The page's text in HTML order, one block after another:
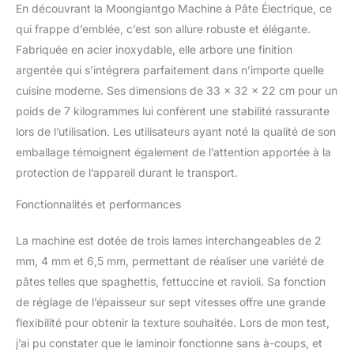
lames amovibles en acier
inoxydable 430 assurent
un nettoyage efficace à
*Note : Veuillez ne pas
nettoyer ni l'unité
principale ni la lame
détachable directement
avec de l'eau. Utilisez
plutôt un chiffon humide.
Réglage de l'épaisseur
tournant le bouton de
1 à 7, vous pouvez
ajuster sans effort
l'épaisseur entre les
avec précision des pâtes
de différentes
épaisseurs. Les réglages
En découvrant la Moongiantgo Machine à Pâte Électrique, ce
qui frappe d’emblée, c’est son allure robuste et élégante.
Fabriquée en acier inoxydable, elle arbore une finition
argentée qui s’intégrera parfaitement dans n’importe quelle
cuisine moderne. Ses dimensions de 33 x 32 x 22 cm pour un
poids de 7 kilogrammes lui confèrent une stabilité rassurante
lors de l’utilisation. Les utilisateurs ayant noté la qualité de son
emballage témoignent également de l’attention apportée à la
protection de l’appareil durant le transport.
Fonctionnalités et performances
La machine est dotée de trois lames interchangeables de 2
mm, 4 mm et 6,5 mm, permettant de réaliser une variété de
pâtes telles que spaghettis, fettuccine et ravioli. Sa fonction
de réglage de l’épaisseur sur sept vitesses offre une grande
flexibilité pour obtenir la texture souhaitée. Lors de mon test,
j’ai pu constater que le laminoir fonctionne sans à-coups, et